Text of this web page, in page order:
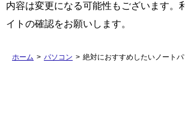
内容は変更になる可能性もございます。
イトの確認をお願いします。
ホーム > パソコン > 絶対におすすめしたいノート